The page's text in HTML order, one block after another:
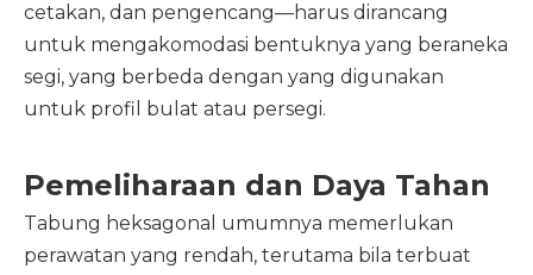
cetakan, dan pengencang—harus dirancang
untuk mengakomodasi bentuknya yang beraneka
segi, yang berbeda dengan yang digunakan
untuk profil bulat atau persegi.
Pemeliharaan dan Daya Tahan
Tabung heksagonal umumnya memerlukan
perawatan yang rendah, terutama bila terbuat